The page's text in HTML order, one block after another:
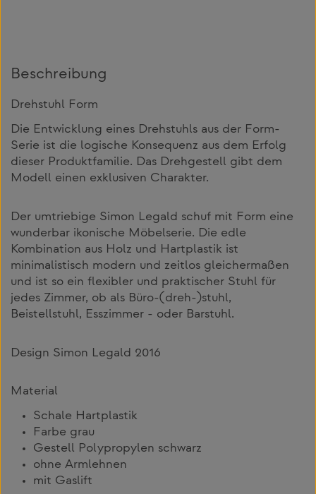
Beschreibung
Drehstuhl Form
Die Entwicklung eines Drehstuhls aus der Form-
Serie ist die logische Konsequenz aus dem Erfolg
dieser Produktfamilie. Das Drehgestell gibt dem
Modell einen exklusiven Charakter.
Der umtriebige Simon Legald schuf mit Form eine
wunderbar ikonische Möbelserie. Die edle
Kombination aus Holz und Hartplastik ist
minimalistisch modern und zeitlos gleichermaßen
und ist so ein flexibler und praktischer Stuhl für
jedes Zimmer, ob als Büro-(dreh-)stuhl,
Beistellstuhl, Esszimmer - oder Barstuhl.
Design Simon Legald 2016
Material
Schale Hartplastik
Farbe grau
Gestell Polypropylen schwarz
ohne Armlehnen
mit Gaslift